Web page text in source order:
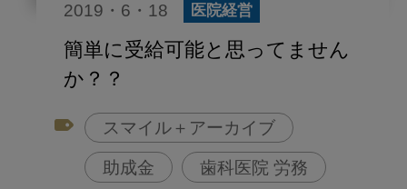
いま○○が知りたい 歯科助手
アフターコロナ対策
2019・6・18 医院経営
簡単に受給可能と思ってません
か？？
スマイル＋アーカイブ
助成金 歯科医院 労務